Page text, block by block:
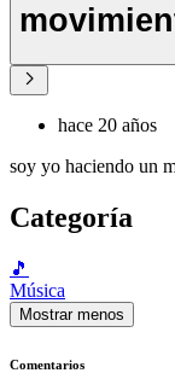
hace 20 años
soy yo haciendo un
Categoría
🎵
Música
Mostrar menos
Comentarios